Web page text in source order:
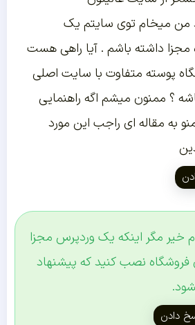
من میخام توی سایتم یک
مجزا داشته باشم . آیا راهی هست
پوسته متفاوت با سایت اصلی
؟ ممنون میشم اگه راهنمایی
به مقاله ای راجب این مورد
خیر مگر اینکه یک وردپرس مجزا
فروشگاه نصب کنید که پیشنهاد
دادن